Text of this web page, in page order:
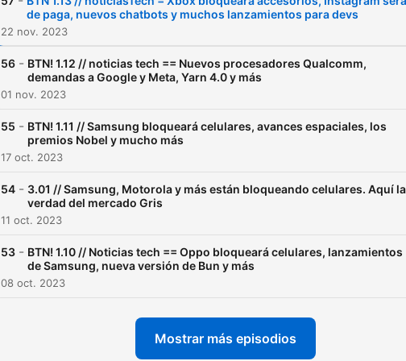
de paga, nuevos chatbots y muchos lanzamientos para devs
22 nov. 2023
56 - BTN! 1.12 // noticias tech == Nuevos procesadores Qualcomm,
demandas a Google y Meta, Yarn 4.0 y más
01 nov. 2023
55 - BTN! 1.11 // Samsung bloqueará celulares, avances espaciales, los
premios Nobel y mucho más
17 oct. 2023
54 - 3.01 // Samsung, Motorola y más están bloqueando celulares. Aquí la
verdad del mercado Gris
11 oct. 2023
53 - BTN! 1.10 // Noticias tech == Oppo bloqueará celulares, lanzamientos
de Samsung, nueva versión de Bun y más
08 oct. 2023
Mostrar más episodios